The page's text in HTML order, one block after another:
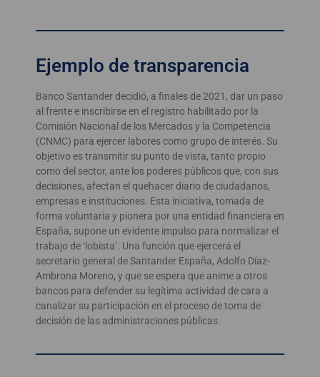
Ejemplo de transparencia
Banco Santander decidió, a finales de 2021, dar un paso
al frente e inscribirse en el registro habilitado por la
Comisión Nacional de los Mercados y la Competencia
(CNMC) para ejercer labores como grupo de interés. Su
objetivo es transmitir su punto de vista, tanto propio
como del sector, ante los poderes públicos que, con sus
decisiones, afectan el quehacer diario de ciudadanos,
empresas e instituciones. Esta iniciativa, tomada de
forma voluntaria y pionera por una entidad financiera en
España, supone un evidente impulso para normalizar el
trabajo de ‘lobista’. Una función que ejercerá el
secretario general de Santander España, Adolfo Díaz-
Ambrona Moreno, y que se espera que anime a otros
bancos para defender su legítima actividad de cara a
canalizar su participación en el proceso de toma de
decisión de las administraciones públicas.